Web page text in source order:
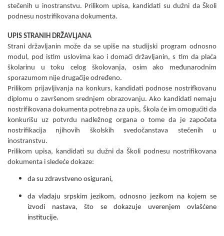
stečenih u inostranstvu. Prilikom upisa, kandidati su dužni da Školi
podnesu nostrifikovana dokumenta.
UPIS STRANIH DRŽAVLjANA
Strani državlјanin može da se upiše na studijski program odnosno
modul, pod istim uslovima kao i domaći državlјanin, s tim da plaća
školarinu u toku celog školovanja, osim ako međunarodnim
sporazumom nije drugačije određeno.
Prilikom prijavlјivanja na konkurs, kandidati podnose nostrifkovanu
diplomu o završenom srednjem obrazovanju. Ako kandidati nemaju
nostrifikovana dokumenta potrebna za upis, Škola će im omogućiti da
konkurišu uz potvrdu nadležnog organa o tome da je započeta
nostrifikacija njihovih školskih svedočanstava stečenih u
inostranstvu.
Prilikom upisa, kandidati su dužni da Školi podnesu nostrifikovana
dokumenta i sledeće dokaze:
da su zdravstveno osigurani,
da vladaju srpskim jezikom, odnosno jezikom na kojem se
izvodi nastava, što se dokazuje uverenjem ovlašćene
institucije.